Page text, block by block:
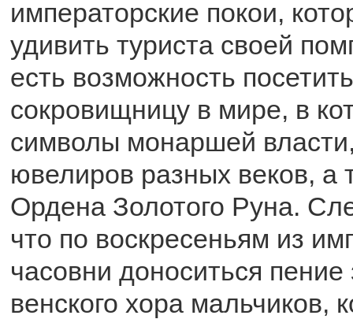
императорские покои,
удивить туриста своей
есть возможность
сокровищницу в мире, в
символы монаршей
ювелиров разных веков, а
Ордена Золотого Руна.
что по воскресеньям из
часовни доноситься пение
венского хора мальчиков,